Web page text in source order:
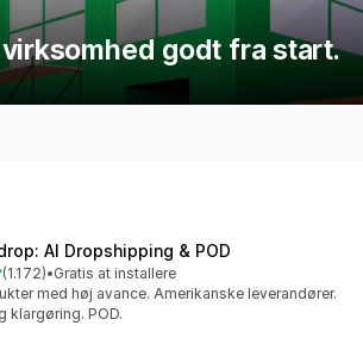
godt fra start.
AI Dropshipping & POD
af 5 stjerner
(1.172) i alt
•Gratis at installere
med høj avance. Amerikanske leverandører.
klargøring. POD.